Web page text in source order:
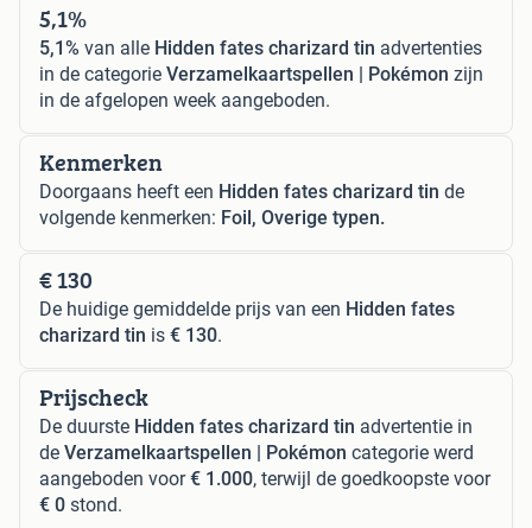
5,1%
5,1% van alle Hidden fates charizard tin advertenties
in de categorie Verzamelkaartspellen | Pokémon zijn
in de afgelopen week aangeboden.
Kenmerken
Doorgaans heeft een Hidden fates charizard tin de
volgende kenmerken: Foil, Overige typen.
€ 130
De huidige gemiddelde prijs van een Hidden fates
charizard tin is € 130.
Prijscheck
De duurste Hidden fates charizard tin advertentie in
de Verzamelkaartspellen | Pokémon categorie werd
aangeboden voor€ 1.000, terwijl de goedkoopste voor
€ 0 stond.